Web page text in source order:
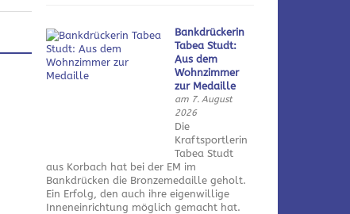
Bankdrückerin
Tabea Studt:
Aus dem
Wohnzimmer
zur Medaille
am 7. August
2026
Die
Kraftsportlerin
Tabea Studt
aus Korbach hat bei der EM im
Bankdrücken die Bronzemedaille geholt.
Ein Erfolg, den auch ihre eigenwillige
Inneneinrichtung möglich gemacht hat.